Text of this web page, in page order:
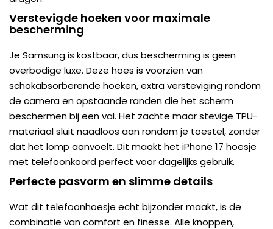
Verstevigde hoeken voor maximale
bescherming
Je Samsung is kostbaar, dus bescherming is geen
overbodige luxe. Deze hoes is voorzien van
schokabsorberende hoeken, extra versteviging rondom
de camera en opstaande randen die het scherm
beschermen bij een val. Het zachte maar stevige TPU-
materiaal sluit naadloos aan rondom je toestel, zonder
dat het lomp aanvoelt. Dit maakt het iPhone 17 hoesje
met telefoonkoord perfect voor dagelijks gebruik.
Perfecte pasvorm en slimme details
Wat dit telefoonhoesje echt bijzonder maakt, is de
combinatie van comfort en finesse. Alle knoppen,